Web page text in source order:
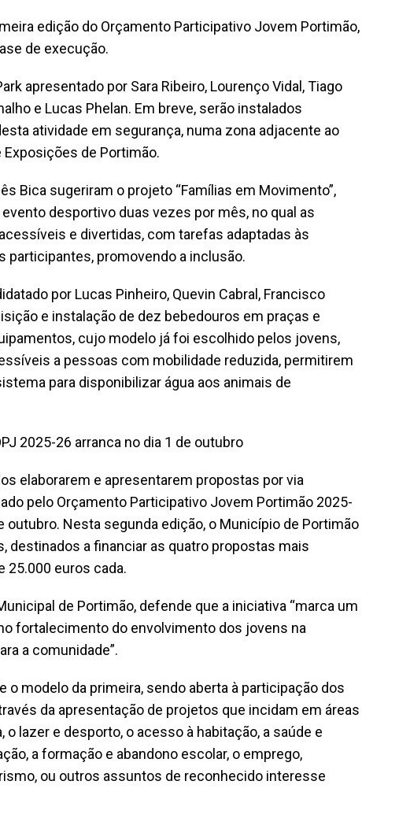
edição do Orçamento Participativo Jovem Portimão,
de execução.
apresentado por Sara Ribeiro, Lourenço Vidal, Tiago
e Lucas Phelan. Em breve, serão instalados
atividade em segurança, numa zona adjacente ao
Exposições de Portimão.
Bica sugeriram o projeto “Famílias em Movimento”,
desportivo duas vezes por mês, no qual as
e divertidas, com tarefas adaptadas às
promovendo a inclusão.
por Lucas Pinheiro, Quevin Cabral, Francisco
e instalação de dez bebedouros em praças e
cujo modelo já foi escolhido pelos jovens,
a pessoas com mobilidade reduzida, permitirem
para disponibilizar água aos animais de
2025-26 arranca no dia 1 de outubro
elaborarem e apresentarem propostas por via
pelo Orçamento Participativo Jovem Portimão 2025-
outubro. Nesta segunda edição, o Município de Portimão
destinados a financiar as quatro propostas mais
25.000 euros cada.
de Portimão, defende que a iniciativa “marca um
fortalecimento do envolvimento dos jovens na
a comunidade”.
o modelo da primeira, sendo aberta à participação dos
da apresentação de projetos que incidam em áreas
lazer e desporto, o acesso à habitação, a saúde e
a formação e abandono escolar, o emprego,
ou outros assuntos de reconhecido interesse